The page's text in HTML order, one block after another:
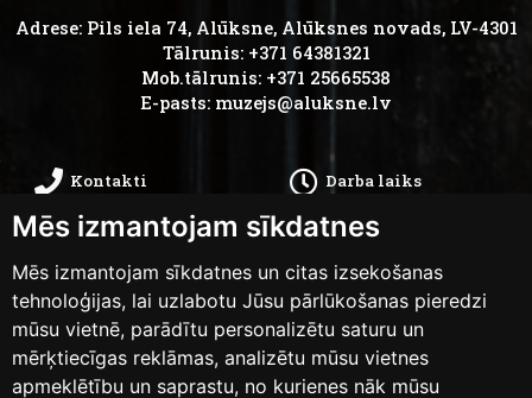
Mēs izmantojam sīkdatnes
Mēs izmantojam sīkdatnes un citas izsekošanas
tehnoloģijas, lai uzlabotu Jūsu pārlūkošanas pieredzi
mūsu vietnē, parādītu personalizētu saturu un
mērķtiecīgas reklāmas, analizētu mūsu vietnes
apmeklētību un saprastu, no kurienes nāk mūsu
Adrese: Pils iela 74, Alūksne, Alūksnes novads, LV-4301
Tālrunis: +371 64381321
Mob.tālrunis: +371 25665538
E-pasts: muzejs@aluksne.lv
Kontakti Darba laiks
Kā nokļūt Privātums
Piekļūstamības
paziņojums
Anketas